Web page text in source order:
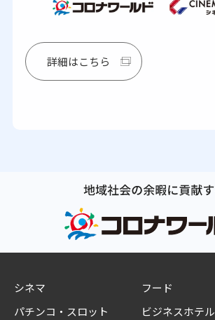
詳細はこちら
シネマ
パチンコ・スロット
フード
ビジネスホテル